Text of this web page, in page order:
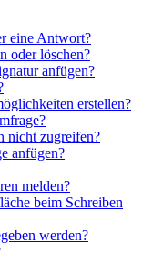
eine Antwort?
oder löschen?
anfügen?
erstellen?
nicht zugreifen?
anfügen?
melden?
beim Schreiben
werden?